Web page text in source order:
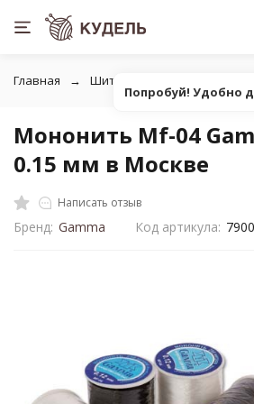
Главная Шитье
Мононить Mf-04
0.15 мм в Москве
Написать отзыв
Бренд: Gamma Код артикула:
Попробуй! Удобно